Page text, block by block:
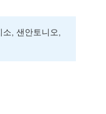
, 샌안토니오,